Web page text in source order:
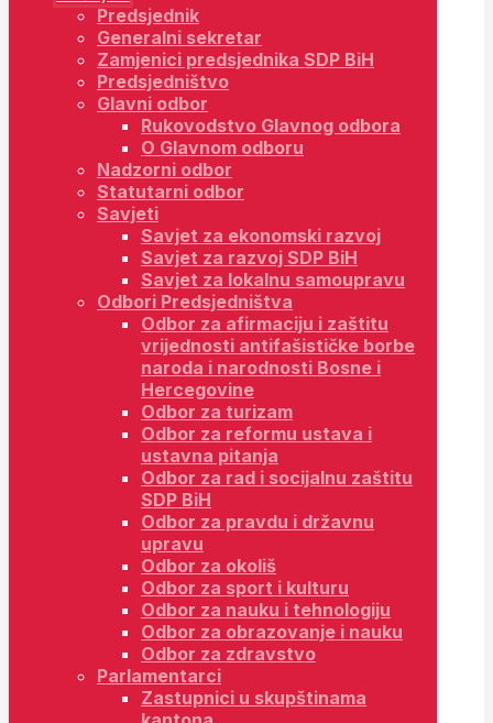
Predsjednik
Generalni sekretar
Zamjenici predsjednika SDP BiH
Predsjedništvo
Glavni odbor
Rukovodstvo Glavnog odbora
O Glavnom odboru
Nadzorni odbor
Statutarni odbor
Savjeti
Savjet za ekonomski razvoj
Savjet za razvoj SDP BiH
Savjet za lokalnu samoupravu
Odbori Predsjedništva
Odbor za afirmaciju i zaštitu
vrijednosti antifašističke borbe
naroda i narodnosti Bosne i
Hercegovine
Odbor za turizam
Odbor za reformu ustava i
ustavna pitanja
Odbor za rad i socijalnu zaštitu
SDP BiH
Odbor za pravdu i državnu
upravu
Odbor za okoliš
Odbor za sport i kulturu
Odbor za nauku i tehnologiju
Odbor za obrazovanje i nauku
Odbor za zdravstvo
Parlamentarci
Zastupnici u skupštinama